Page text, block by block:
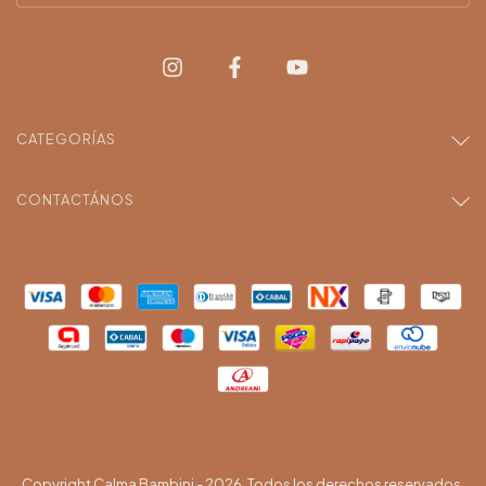
CATEGORÍAS
CONTACTÁNOS